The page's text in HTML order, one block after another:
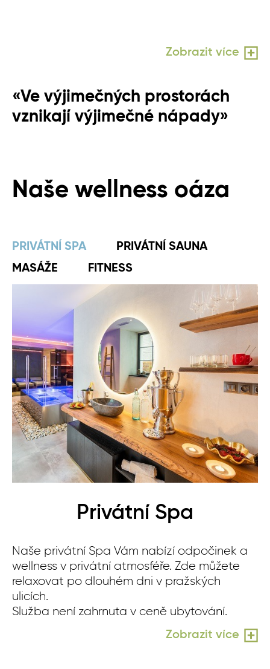
Zobrazit více
«Ve výjimečných prostorách
vznikají výjimečné nápady»
Naše wellness oáza
PRIVÁTNÍ SPA
PRIVÁTNÍ SAUNA
MASÁŽE
FITNESS
Privátní Spa
Naše privátní Spa Vám nabízí odpočinek a
wellness v privátní atmosféře. Zde můžete
relaxovat po dlouhém dni v pražských
ulicích.
Služba není zahrnuta v ceně ubytování.
Zobrazit více